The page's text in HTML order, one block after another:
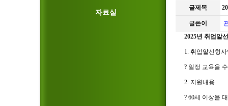
자료실
글제목
글쓴이
2025년 취업알
1. 취업알선형
? 일정 교육을
2. 지원내용
? 60세 이상을